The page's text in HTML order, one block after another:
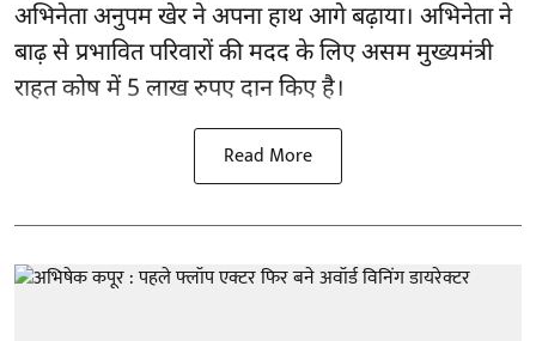
अभिनेता अनुपम खेर ने अपना हाथ आगे बढ़ाया। अभिनेता ने
बाढ़ से प्रभावित परिवारों की मदद के लिए असम मुख्यमंत्री
राहत कोष में 5 लाख रुपए दान किए है।
Read More